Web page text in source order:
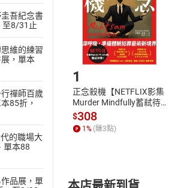
圭吾紀念書
至8/31止
思維的練習
，單本
行禪師百歲
85折，
代的職場大
單本88
作品展，單
請注意，樂天市場
購書後，如何
Step1.選擇
1
正念殺機【NETFLIX影集
Murder Mindfully蓄弒待
發】【電子書】
$308
1 % (賺3點)